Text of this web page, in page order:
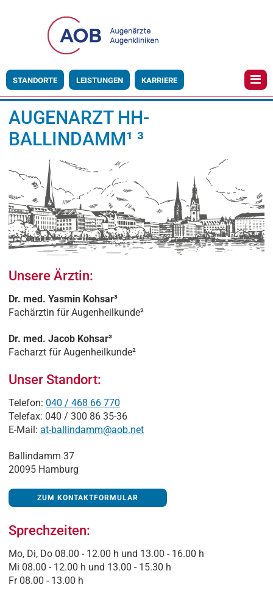
STANDORTE LEISTUNGEN KARRIERE
AUGENARZT HH-
BALLINDAMM¹ ³
Unsere Ärztin:
Dr. med. Yasmin Kohsar³
Fachärztin für Augenheilkunde²
Dr. med. Jacob Kohsar³
Facharzt für Augenheilkunde²
Unser Standort:
Telefon: 040 / 468 66 770
Telefax: 040 / 300 86 35-36
E-Mail: at-ballindamm@aob.net
Ballindamm 37
20095 Hamburg
ZUM KONTAKTFORMULAR
Sprechzeiten:
Mo, Di, Do 08.00 - 12.00 h und 13.00 - 16.00 h
Mi 08.00 - 12.00 h und 13.00 - 15.30 h
Fr 08.00 - 13.00 h